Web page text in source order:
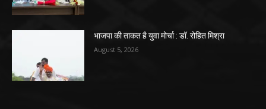
भाजपा की ताकत है युवा मोर्चा : डॉ. रोहित मिश्रा
August 5, 2026